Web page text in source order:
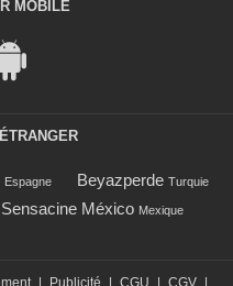
MOBILE
Espagne Beyazperde Turquie
Sensacine México Mexique